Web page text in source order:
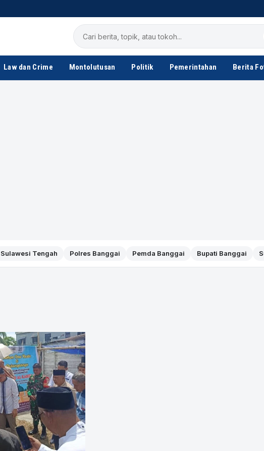
Cari
berita
Law dan Crime Montolutusan Politik Pemerintahan Berita
Sulawesi Tengah Polres Banggai Pemda Banggai Bupati Banggai